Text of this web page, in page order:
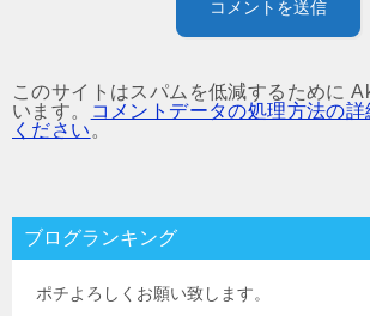
このサイトはスパムを低減するために
います。
コメントデータの処理方法の
ください 。
ブログランキング
ポチよろしくお願い致します。